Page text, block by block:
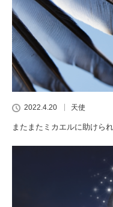
2022.4.20 天使
またまたミカエルに助けら